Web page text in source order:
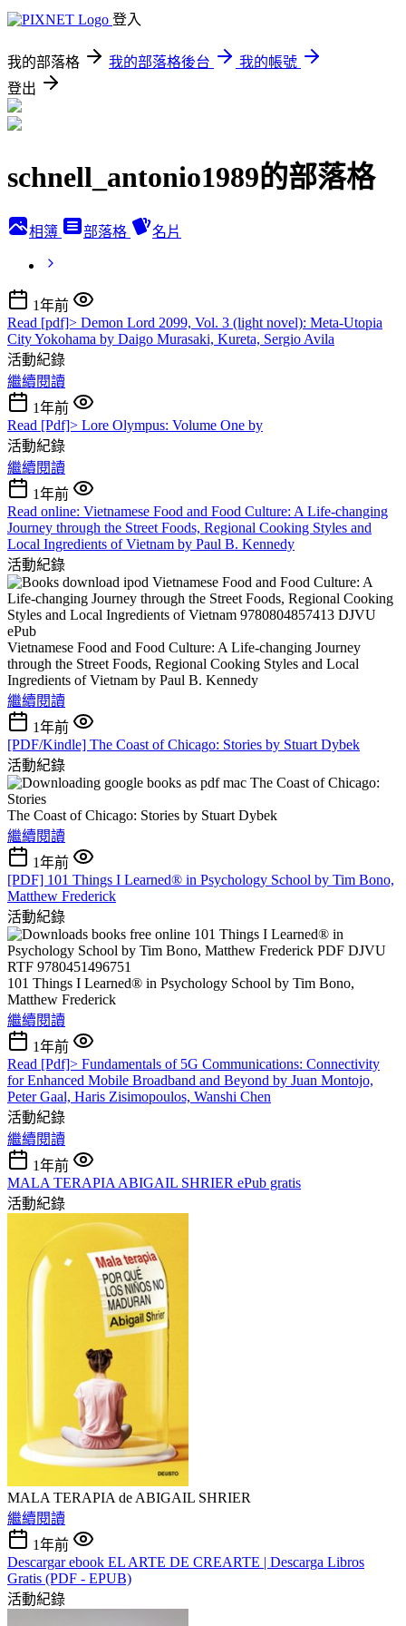
登入
我的部落格 我的部落格後台
我的帳號
登出
schnell_antonio1989的部落格
相簿 部落格 名片
1年前
Read [pdf]> Demon Lord 2099, Vol. 3 (light novel): Meta-Utopia
City Yokohama by Daigo Murasaki, Kureta, Sergio Avila
活動紀錄
繼續閱讀
1年前
Read [Pdf]> Lore Olympus: Volume One by
活動紀錄
繼續閱讀
1年前
Read online: Vietnamese Food and Food Culture: A Life-changing
Journey through the Street Foods, Regional Cooking Styles and
Local Ingredients of Vietnam by Paul B. Kennedy
活動紀錄
Vietnamese Food and Food Culture: A Life-changing Journey
through the Street Foods, Regional Cooking Styles and Local
Ingredients of Vietnam by Paul B. Kennedy
繼續閱讀
1年前
[PDF/Kindle] The Coast of Chicago: Stories by Stuart Dybek
活動紀錄
The Coast of Chicago: Stories by Stuart Dybek
繼續閱讀
1年前
[PDF] 101 Things I Learned® in Psychology School by Tim Bono,
Matthew Frederick
活動紀錄
101 Things I Learned® in Psychology School by Tim Bono,
Matthew Frederick
繼續閱讀
1年前
Read [Pdf]> Fundamentals of 5G Communications: Connectivity
for Enhanced Mobile Broadband and Beyond by Juan Montojo,
Peter Gaal, Haris Zisimopoulos, Wanshi Chen
活動紀錄
繼續閱讀
1年前
MALA TERAPIA ABIGAIL SHRIER ePub gratis
活動紀錄
MALA TERAPIA de ABIGAIL SHRIER
繼續閱讀
1年前
Descargar ebook EL ARTE DE CREARTE | Descarga Libros
Gratis (PDF - EPUB)
活動紀錄